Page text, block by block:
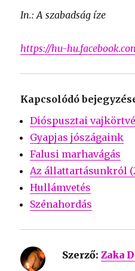
In.: A szabadság íze
https://hu-
Kapcsolódó
Dióspusztai
Gyapjas jószágaink
Falusi marhavágás
Az állattartásunkról
Hullámvetés
Szénahordás
Szerző: Zaka